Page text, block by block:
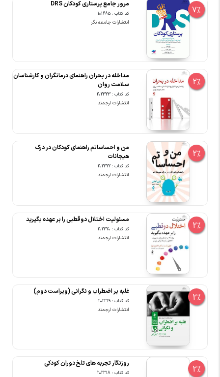
7%
مرور جامع پرستاری کودکان DRS
کد کتاب : 101685
انتشارات جامعه نگر
2%
مداخله در بحران راهنمای درمانگران و کارشناسان
سلامت روان
کد کتاب : 202323
انتشارات ارجمند
2%
من و احساساتم راهنمای کودکان در درک
هیجانات
کد کتاب : 202322
انتشارات ارجمند
2%
مسئولیت اختلال دوقطبی را بر عهده بگیرید
کد کتاب : 202320
انتشارات ارجمند
2%
غلبه بر اضطراب و نگرانی (ویراست دوم)
کد کتاب : 202319
انتشارات ارجمند
2%
روزنگار تجربه های تلخ دوران کودکی
کد کتاب : 202318